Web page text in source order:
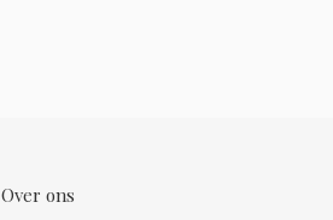
Over ons